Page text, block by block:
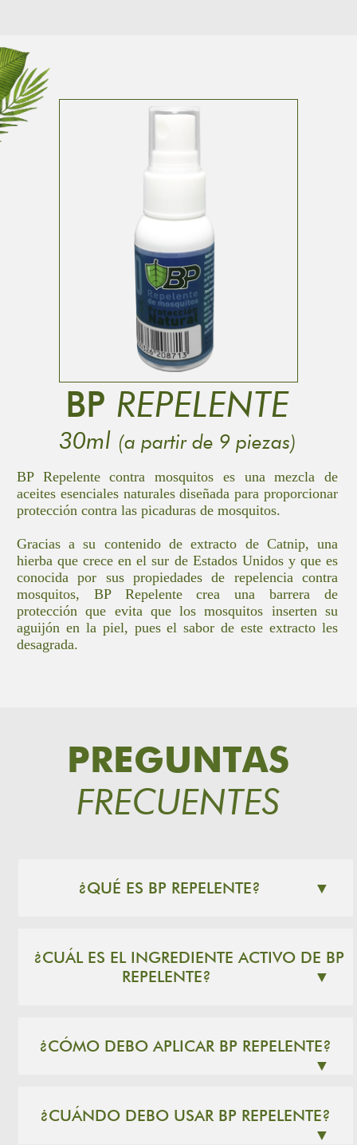
BP REPELENTE
30ml (a partir de 9 piezas)
BP Repelente contra mosquitos es una mezcla de
aceites esenciales naturales diseñada para proporcionar
protección contra las picaduras de mosquitos.
Gracias a su contenido de extracto de Catnip, una
hierba que crece en el sur de Estados Unidos y que es
conocida por sus propiedades de repelencia contra
mosquitos, BP Repelente crea una barrera de
protección que evita que los mosquitos inserten su
aguijón en la piel, pues el sabor de este extracto les
desagrada.
PREGUNTAS
FRECUENTES
¿QUÉ ES BP REPELENTE? ▼
¿CUÁL ES EL INGREDIENTE ACTIVO DE BP
REPELENTE?
▼
¿CÓMO DEBO APLICAR BP REPELENTE?
▼
¿CUÁNDO DEBO USAR BP REPELENTE?
▼